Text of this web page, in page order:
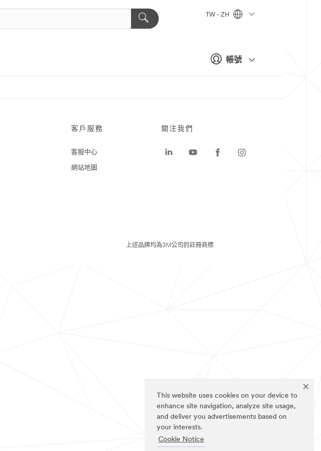
This website uses cookies on your device to
enhance site navigation, analyze site usage,
and deliver you advertisements based on
your interests.
Cookie Notice
帳號
TW - ZH
客戶服務
客服中心
網站地圖
關注我們
上述品牌均為3M公司的註冊商標